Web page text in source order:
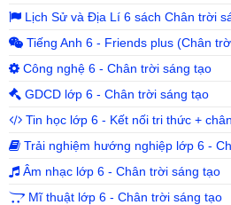
Lịch Sử và Địa Lí 6 sách Chân trời
Tiếng Anh 6 - Friends plus (Chân
Công nghệ 6 - Chân trời sáng tạo
GDCD lớp 6 - Chân trời sáng tạo
Tin học lớp 6 - Kết nối tri thức +
Trải nghiệm hướng nghiệp lớp 6 -
Âm nhạc lớp 6 - Chân trời sáng tạo
Mĩ thuật lớp 6 - Chân trời sáng tạo